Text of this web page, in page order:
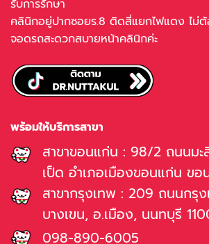
รับการรักษา
คลินิกอยู่ปากซอยร.8 ติดสี่แยกไฟแดง ไม่ต้
จอดรถสะดวกสบายหน้าคลินิกค่ะ
พร้อมให้บริการสาขา
สาขาขอนแก่น : 98/2 ถนนมะ
เป็ด อำเภอเมืองขอนแก่น ข
สาขากรุงเทพ : 209 ถนนกรุ
บางเขน, อ.เมือง, นนทบุรี
098-890-6005